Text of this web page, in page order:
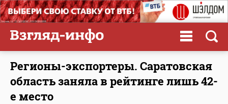
Регионы-экспортеры. Саратовская
область заняла в рейтинге лишь 42-
е место